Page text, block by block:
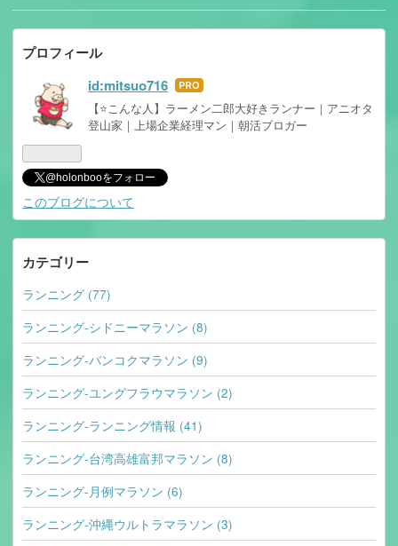
プロフィール
id:mitsuo716 はて
なブ
ログ
【⭐こんな人】ラーメン二郎大好きランナー｜アニオタ
登山家｜上場企業経理マン｜朝活ブロガー
@holonbooをフォロー
このブログについて
カテゴリー
ランニング (77)
ランニング-シドニーマラソン (8)
ランニング-バンコクマラソン (9)
ランニング-ユングフラウマラソン (2)
ランニング-ランニング情報 (41)
ランニング-台湾高雄富邦マラソン (8)
ランニング-月例マラソン (6)
ランニング-沖縄ウルトラマラソン (3)